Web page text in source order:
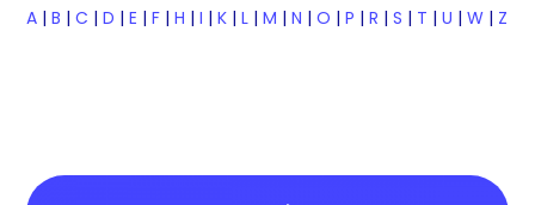
A |B |C |D |E |F |H |I |K |L |M |N |O |P |R |S | T |U |W | Z